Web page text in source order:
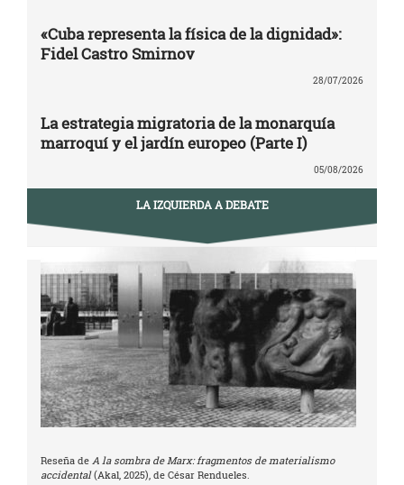
«Cuba representa la física de la dignidad»:
Fidel Castro Smirnov
28/07/2026
La estrategia migratoria de la monarquía
marroquí y el jardín europeo (Parte I)
05/08/2026
LA IZQUIERDA A DEBATE
Reseña de A la sombra de Marx: fragmentos de materialismo
accidental(Akal, 2025), de César Rendueles.